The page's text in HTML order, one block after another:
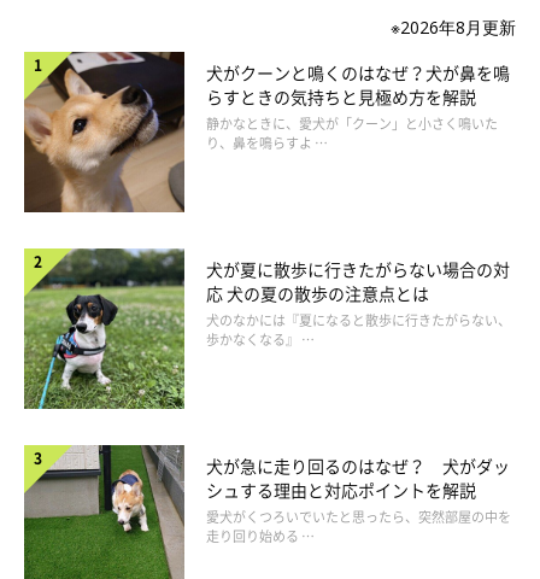
※2026年8月更新
犬がクーンと鳴くのはなぜ？犬が鼻を鳴
らすときの気持ちと見極め方を解説
静かなときに、愛犬が「クーン」と小さく鳴いた
り、鼻を鳴らすよ …
犬が夏に散歩に行きたがらない場合の対
応 犬の夏の散歩の注意点とは
犬のなかには『夏になると散歩に行きたがらない、
歩かなくなる』 …
犬が急に走り回るのはなぜ？ 犬がダッ
シュする理由と対応ポイントを解説
愛犬がくつろいでいたと思ったら、突然部屋の中を
走り回り始める …